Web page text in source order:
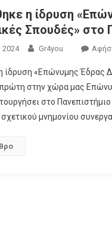
η ίδρυση
Σπουδές» στο
2024 Gr4you
ίδρυση «Επώνυμης Έδρας
στην χώρα μας
στο
μνημονίου